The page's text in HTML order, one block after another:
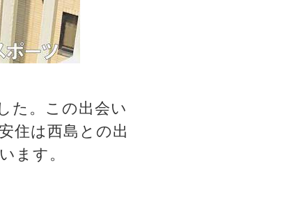
た。この出会い
住は西島との出
ます。